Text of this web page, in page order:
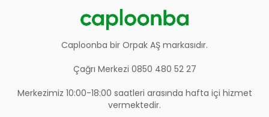
Caploonba bir Orpak AŞ markasıdır.
Çağrı Merkezi 0850 480 52 27
Merkezimiz 10:00-18:00 saatleri arasında hafta içi hizmet
vermektedir.